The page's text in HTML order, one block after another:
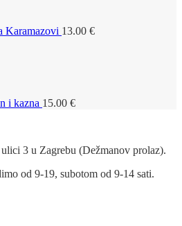
Karamazovi 13.00 €
i kazna 15.00 €
3 u Zagrebu (Dežmanov prolaz).
od 9-19, subotom od 9-14 sati.